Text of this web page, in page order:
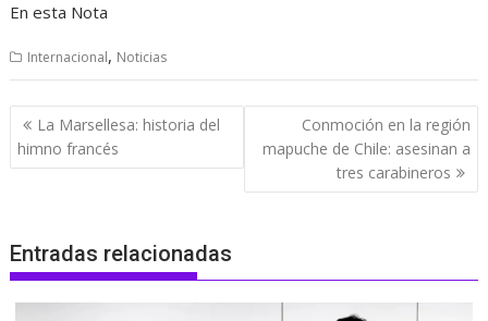
En esta Nota
Internacional, Noticias
Navegación
de
entradas
La Marsellesa: historia del
himno francés
Conmoción en la región
mapuche de Chile: asesinan a
tres carabineros
Entradas relacionadas